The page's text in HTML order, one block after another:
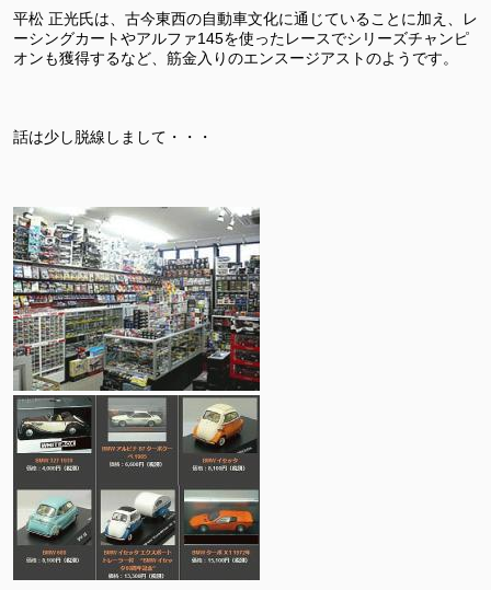
平松 正光氏は、古今東西の自動車文化に通じていることに加え、
レ
ーシングカートやアルファ145を使ったレースでシリーズチャンピ
オンも獲得するなど、筋金入りのエンスージアストのようです。
話は少し脱線しまして・・・